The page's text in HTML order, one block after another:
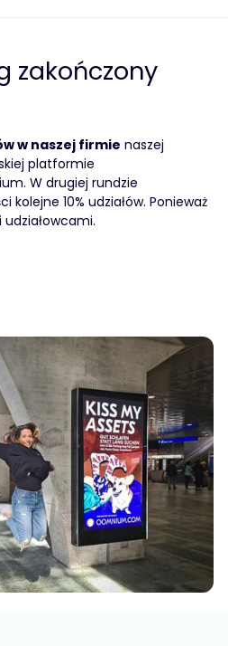
zakończony
w naszej firmie naszej
platformie
W drugiej rundzie
kolejne 10% udziałów. Ponieważ